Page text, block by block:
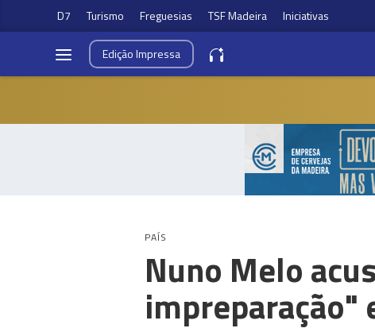
D7 Turismo Freguesias TSF Madeira Iniciativas
EdiçãoImpressa
PAÍS
Nuno Melo
impreparação"